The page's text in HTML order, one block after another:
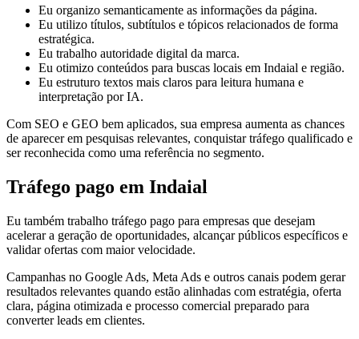
Eu organizo semanticamente as informações da página.
Eu utilizo títulos, subtítulos e tópicos relacionados de forma
estratégica.
Eu trabalho autoridade digital da marca.
Eu otimizo conteúdos para buscas locais em Indaial e região.
Eu estruturo textos mais claros para leitura humana e
interpretação por IA.
Com SEO e GEO bem aplicados, sua empresa aumenta as chances
de aparecer em pesquisas relevantes, conquistar tráfego qualificado e
ser reconhecida como uma referência no segmento.
Tráfego pago em Indaial
Eu também trabalho tráfego pago para empresas que desejam
acelerar a geração de oportunidades, alcançar públicos específicos e
validar ofertas com maior velocidade.
Campanhas no Google Ads, Meta Ads e outros canais podem gerar
resultados relevantes quando estão alinhadas com estratégia, oferta
clara, página otimizada e processo comercial preparado para
converter leads em clientes.